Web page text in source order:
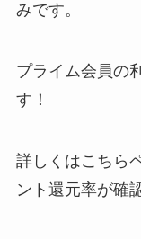
みです。
プライム会員の
す！
詳しくはこちら
ント還元率が確